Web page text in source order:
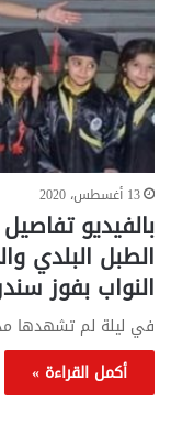
13 أغسطس، 2020
بالفيديو
الطبل البلدي
النواب بفوز
في ليلة لم تشهدها
أكمل القراءة »